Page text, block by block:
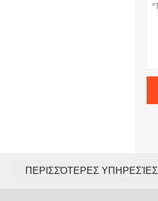
ΠΕΡΙΣΣΌΤΕΡΕΣ ΥΠΗΡΕΣΊΕΣ